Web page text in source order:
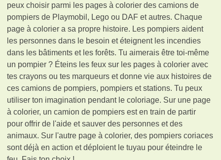
peux choisir parmi les pages à colorier des camions de
pompiers de Playmobil, Lego ou DAF et autres. Chaque
page à colorier a sa propre histoire. Les pompiers aident
les personnes dans le besoin et éteignent les incendies
dans les bâtiments et les forêts. Tu aimerais être toi-même
un pompier ? Éteins les feux sur les pages à colorier avec
tes crayons ou tes marqueurs et donne vie aux histoires de
ces camions de pompiers, pompiers et stations. Tu peux
utiliser ton imagination pendant le coloriage. Sur une page
à colorier, un camion de pompiers est en train de partir
pour offrir de l'aide et sauver des personnes et des
animaux. Sur l'autre page à colorier, des pompiers coriaces
sont déjà en action et déploient le tuyau pour éteindre le